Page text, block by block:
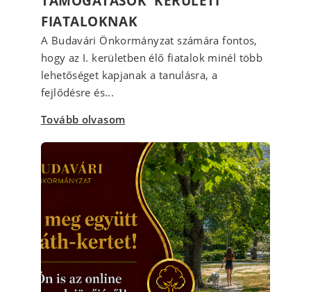
FIATALOKNAK
A Budavári Önkormányzat számára fontos,
hogy az I. kerületben élő fiatalok minél több
lehetőséget kapjanak a tanulásra, a
fejlődésre és...
Tovább olvasom